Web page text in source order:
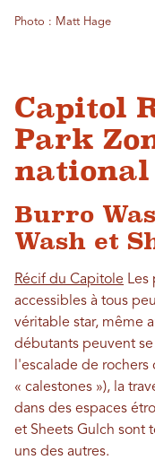
Photo : Matt Hage
Capitol
Park
national
Burro
Wash et
Récif du Capitole Les
accessibles à tous
véritable star, même
débutants peuvent
l'escalade de
« calestones »), la
dans des espaces
et Sheets Gulch sont
uns des autres.